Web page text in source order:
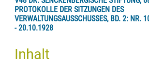
PROTOKOLLE DER SITZUNGEN DES
VERWALTUNGSAUSSCHUSSES, BD. 2:
- 20.10.1928
Inhalt